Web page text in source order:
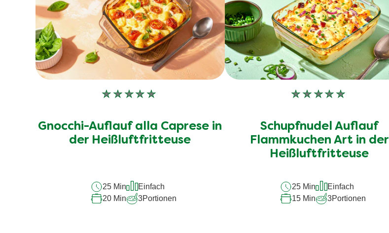
Keine
dieses
recipe
Gnocchi-Auflauf alla Caprese in
der Heißluftfritteuse
25 Min
Einfach
20 Min
3Portionen
Keine
dieses
recipe
abgegeben
Schupfnudel Auflauf
Flammkuchen Art in der
Heißluftfritteuse
25 Min
Einfach
15 Min
3Portionen